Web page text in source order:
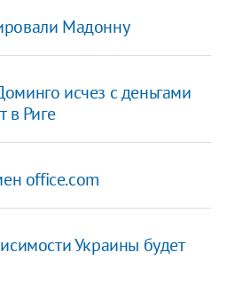
Мадонну
исчез с деньгами
в Риге
office.com
Украины будет